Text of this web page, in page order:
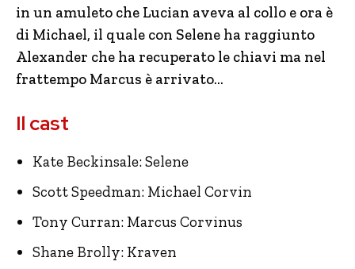
in un amuleto che Lucian aveva al collo e ora è
di Michael, il quale con Selene ha raggiunto
Alexander che ha recuperato le chiavi ma nel
frattempo Marcus è arrivato…
Il cast
Kate Beckinsale: Selene
Scott Speedman: Michael Corvin
Tony Curran: Marcus Corvinus
Shane Brolly: Kraven